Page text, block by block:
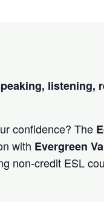
listening,
confidence? The
with Evergreen
non-credit ESL